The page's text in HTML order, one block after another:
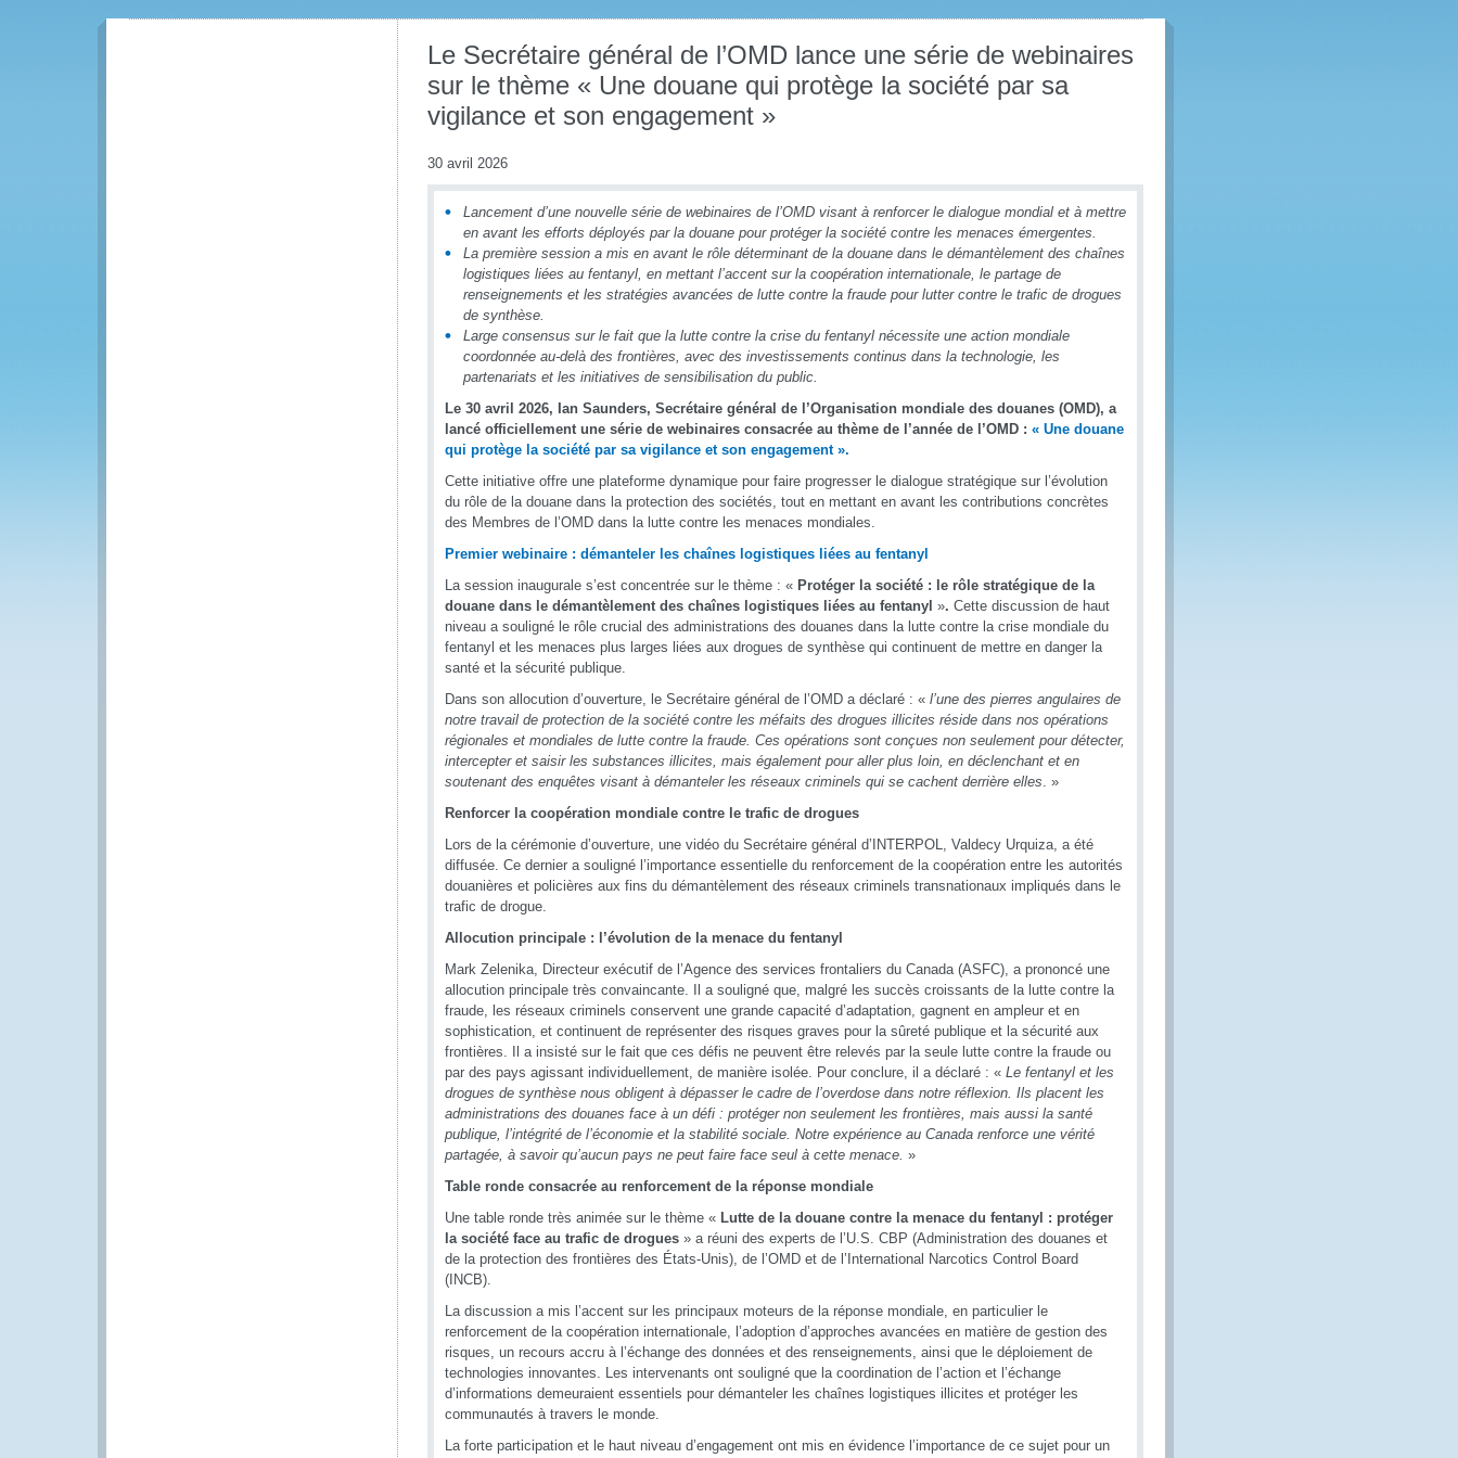
Le Secrétaire général de l’OMD lance une série de webinaires
sur le thème « Une douane qui protège la société par sa
vigilance et son engagement »
30 avril 2026
Lancement d’une nouvelle série de webinaires de l’OMD visant à renforcer le dialogue mondial et à mettre
en avant les efforts déployés par la douane pour protéger la société contre les menaces émergentes.
La première session a mis en avant le rôle déterminant de la douane dans le démantèlement des chaînes
logistiques liées au fentanyl, en mettant l’accent sur la coopération internationale, le partage de
renseignements et les stratégies avancées de lutte contre la fraude pour lutter contre le trafic de drogues
de synthèse.
Large consensus sur le fait que la lutte contre la crise du fentanyl nécessite une action mondiale
coordonnée au-delà des frontières, avec des investissements continus dans la technologie, les
partenariats et les initiatives de sensibilisation du public.
Le 30 avril 2026, Ian Saunders, Secrétaire général de l’Organisation mondiale des douanes (OMD), a
lancé officiellement une série de webinaires consacrée au thème de l’année de l’OMD : « Une douane
qui protège la société par sa vigilance et son engagement ».
Cette initiative offre une plateforme dynamique pour faire progresser le dialogue stratégique sur l’évolution
du rôle de la douane dans la protection des sociétés, tout en mettant en avant les contributions concrètes
des Membres de l’OMD dans la lutte contre les menaces mondiales.
Premier webinaire : démanteler les chaînes logistiques liées au fentanyl
La session inaugurale s’est concentrée sur le thème : « Protéger la société : le rôle stratégique de la
douane dans le démantèlement des chaînes logistiques liées au fentanyl ». Cette discussion de haut
niveau a souligné le rôle crucial des administrations des douanes dans la lutte contre la crise mondiale du
fentanyl et les menaces plus larges liées aux drogues de synthèse qui continuent de mettre en danger la
santé et la sécurité publique.
Dans son allocution d’ouverture, le Secrétaire général de l’OMD a déclaré : « l’une des pierres angulaires de
notre travail de protection de la société contre les méfaits des drogues illicites réside dans nos opérations
régionales et mondiales de lutte contre la fraude. Ces opérations sont conçues non seulement pour détecter,
intercepter et saisir les substances illicites, mais également pour aller plus loin, en déclenchant et en
soutenant des enquêtes visant à démanteler les réseaux criminels qui se cachent derrière elles. »
Renforcer la coopération mondiale contre le trafic de drogues
Lors de la cérémonie d’ouverture, une vidéo du Secrétaire général d’INTERPOL, Valdecy Urquiza, a été
diffusée. Ce dernier a souligné l’importance essentielle du renforcement de la coopération entre les autorités
douanières et policières aux fins du démantèlement des réseaux criminels transnationaux impliqués dans le
trafic de drogue.
Allocution principale : l’évolution de la menace du fentanyl
Mark Zelenika, Directeur exécutif de l’Agence des services frontaliers du Canada (ASFC), a prononcé une
allocution principale très convaincante. Il a souligné que, malgré les succès croissants de la lutte contre la
fraude, les réseaux criminels conservent une grande capacité d’adaptation, gagnent en ampleur et en
sophistication, et continuent de représenter des risques graves pour la sûreté publique et la sécurité aux
frontières. Il a insisté sur le fait que ces défis ne peuvent être relevés par la seule lutte contre la fraude ou
par des pays agissant individuellement, de manière isolée. Pour conclure, il a déclaré : « Le fentanyl et les
drogues de synthèse nous obligent à dépasser le cadre de l’overdose dans notre réflexion. Ils placent les
administrations des douanes face à un défi : protéger non seulement les frontières, mais aussi la santé
publique, l’intégrité de l’économie et la stabilité sociale. Notre expérience au Canada renforce une vérité
partagée, à savoir qu’aucun pays ne peut faire face seul à cette menace. »
Table ronde consacrée au renforcement de la réponse mondiale
Une table ronde très animée sur le thème « Lutte de la douane contre la menace du fentanyl : protéger
la société face au trafic de drogues » a réuni des experts de l’U.S. CBP (Administration des douanes et
de la protection des frontières des États-Unis), de l’OMD et de l’International Narcotics Control Board
(INCB).
La discussion a mis l’accent sur les principaux moteurs de la réponse mondiale, en particulier le
renforcement de la coopération internationale, l’adoption d’approches avancées en matière de gestion des
risques, un recours accru à l’échange des données et des renseignements, ainsi que le déploiement de
technologies innovantes. Les intervenants ont souligné que la coordination de l’action et l’échange
d’informations demeuraient essentiels pour démanteler les chaînes logistiques illicites et protéger les
communautés à travers le monde.
La forte participation et le haut niveau d’engagement ont mis en évidence l’importance de ce sujet pour un